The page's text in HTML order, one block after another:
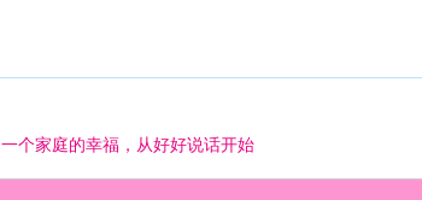
一个家庭的幸福，从好好说话开始